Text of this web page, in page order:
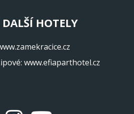
DALŠÍ HOTELY
: www.efiaparthotel.cz